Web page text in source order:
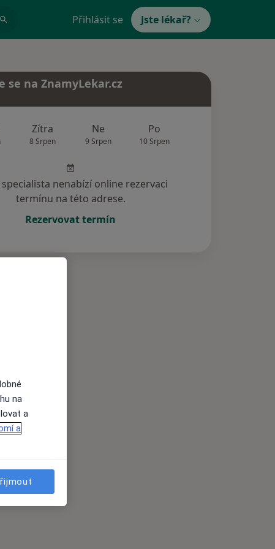
Přihlásit se Jste lékař?
se na ZnamyLekar.cz
Zítra
8 Srpen
Ne
9 Srpen
Po
10 Srpen
nenabízí online rezervaci
termínu na této adrese.
Rezervovat termín
na
a
a